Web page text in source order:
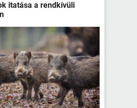
itatása a rendkívüli